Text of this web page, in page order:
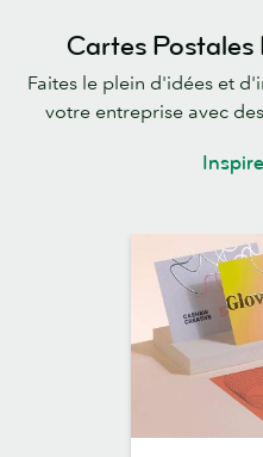
Cartes
Faites le plein d'idées et
votre entreprise avec